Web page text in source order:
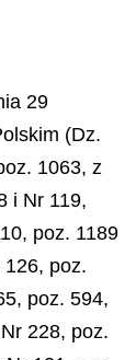
29
(Dz.
1063, z
i Nr 119,
poz. 1189
poz.
poz. 594,
228, poz.